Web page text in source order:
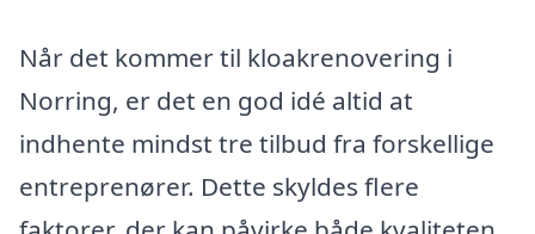
Når det kommer til kloakrenovering i
Norring, er det en god idé altid at
indhente mindst tre tilbud fra forskellige
entreprenører. Dette skyldes flere